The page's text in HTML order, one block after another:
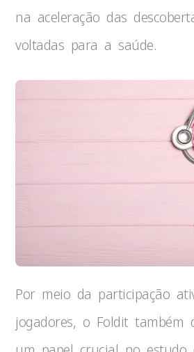
na aceleração das
voltadas para a saúde.
Por meio da participação
jogadores, o Foldit também